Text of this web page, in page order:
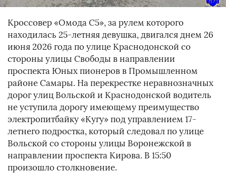
Кроссовер «Омода С5», за рулем которого
находилась 25-летняя девушка, двигался днем 26
июня 2026 года по улице Краснодонской со
стороны улицы Свободы в направлении
проспекта Юных пионеров в Промышленном
районе Самары. На перекрестке неравнозначных
дорог улиц Вольской и Краснодонской водитель
не уступила дорогу имеющему преимущество
электропитбайку «Кугу» под управлением 17-
летнего подростка, который следовал по улице
Вольской со стороны улицы Воронежской в
направлении проспекта Кирова. В 15:50
произошло столкновение.